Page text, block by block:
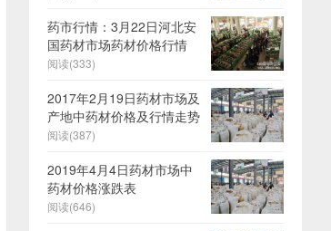
药市行情：3月22日河北安
国药材市场药材价格行情
阅读(333)
2017年2月19日药材市场及
产地中药材价格及行情走势
阅读(387)
2019年4月4日药材市场中
药材价格涨跌表
阅读(646)